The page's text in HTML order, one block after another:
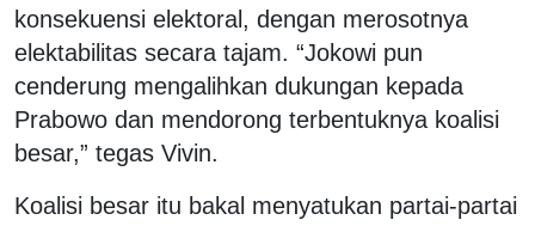
konsekuensi elektoral, dengan merosotnya
elektabilitas secara tajam. “Jokowi pun
cenderung mengalihkan dukungan kepada
Prabowo dan mendorong terbentuknya koalisi
besar,” tegas Vivin.
Koalisi besar itu bakal menyatukan partai-partai